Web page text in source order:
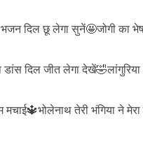
भजन दिल छू लेगा सुनें🤩जोगी का
डांस दिल जीत लेगा
तेरी भंगिया ने